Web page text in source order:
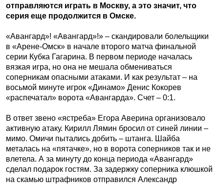
отправляются играть в Москву, а это значит, что
серия еще продолжится в Омске.
«Авангард»! «Авангард»!» – скандировали болельщики
в «Арене-Омск» в начале второго матча финальной
серии Кубка Гагарина. В первом периоде началась
вязкая игра, но она не мешала обмениваться
соперникам опасными атаками. И как результат – на
восьмой минуте игрок «Динамо» Денис Кокорев
«распечатал» ворота «Авангарда». Счет – 0:1.
В ответ звено «ястреба» Егора Аверина организовало
активную атаку. Кирилл Лямин бросил от синей линии –
мимо. Омичи пытались добить – штанга. Шайба
металась на «пятачке», но в ворота соперников так и не
влетела. А за минуту до конца периода «Авангард»
сделал подарок гостям. За задержку соперника клюшкой
на скамью штрафников отправился Александр